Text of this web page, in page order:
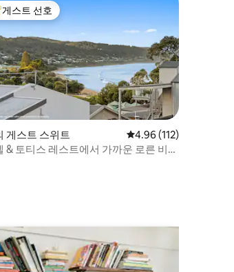
), 후기 221개
위 게스트 선호
게스트 선호
게스트 스위트 평점 4.96점(5점 만점),
4.96 (112)
& 토티스 레스트에서 가까운 로른 비치